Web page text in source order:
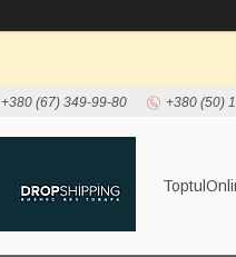
+380 (67) 349-99-80 +380 (50)